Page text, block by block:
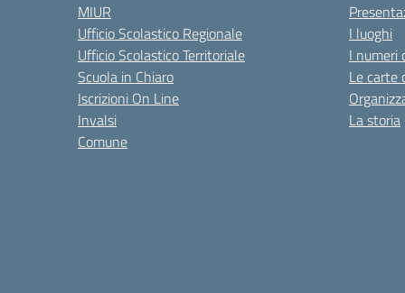
MIUR
Ufficio Scolastico Regionale
Ufficio Scolastico Territoriale
Scuola in Chiaro
Iscrizioni On Line
Invalsi
Comune
I luoghi
I numeri
Le carte
La storia